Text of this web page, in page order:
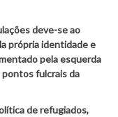
deve-se ao
própria identidade e
pela esquerda
fulcrais da
de refugiados,